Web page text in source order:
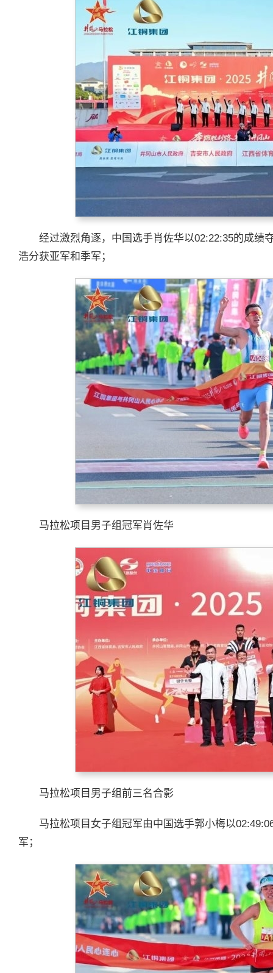
经过激烈角逐，中国选手肖佐华以02:22:35的成绩
浩分获亚军和季军；
马拉松项目男子组冠军肖佐华
马拉松项目男子组前三名合影
马拉松项目女子组冠军由中国选手郭小梅以
军；